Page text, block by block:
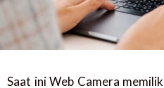
Saat ini Web Camera